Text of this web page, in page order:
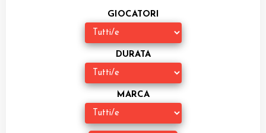
Giochi di Carte Collezionabili
GIOCATORI
DURATA
MARCA